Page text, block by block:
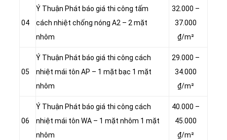
04
Ý Thuận Phát báo giá thi công tấm
cách nhiệt chống nóng A2 – 2 mặt
nhôm
32.000 –
37.000
₫/m²
05
Ý Thuận Phát báo giá thi công cách
nhiệt mái tôn AP – 1 mặt bạc 1 mặt
nhôm
29.000 –
34.000
₫/m²
06
Ý Thuận Phát báo giá thi công cách
nhiệt mái tôn WA – 1 mặt nhôm 1 mặt
nhôm
40.000 –
45.000
₫/m²